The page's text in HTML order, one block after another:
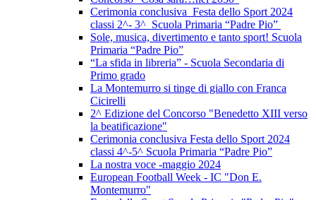
Cerimonia conclusiva Festa dello Sport 2024
classi 2^- 3^ Scuola Primaria “Padre Pio”
Sole, musica, divertimento e tanto sport! Scuola
Primaria “Padre Pio”
“La sfida in libreria” - Scuola Secondaria di
Primo grado
La Montemurro si tinge di giallo con Franca
Cicirelli
2^ Edizione del Concorso "Benedetto XIII verso
la beatificazione"
Cerimonia conclusiva Festa dello Sport 2024
classi 4^-5^ Scuola Primaria “Padre Pio”
La nostra voce -maggio 2024
European Football Week - IC "Don E.
Montemurro"